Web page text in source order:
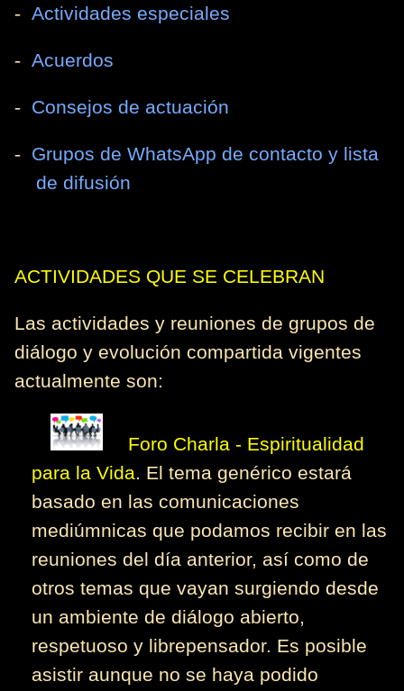
- Actividades especiales
- Acuerdos
- Consejos de actuación
- Grupos de WhatsApp de contacto y lista
de difusión
ACTIVIDADES QUE SE CELEBRAN
Las actividades y reuniones de grupos de
diálogo y evolución compartida vigentes
actualmente son:
Foro Charla - Espiritualidad
para la Vida. El tema genérico estará
basado en las comunicaciones
mediúmnicas que podamos recibir en las
reuniones del día anterior, así como de
otros temas que vayan surgiendo desde
un ambiente de diálogo abierto,
respetuoso y librepensador. Es posible
asistir aunque no se haya podido